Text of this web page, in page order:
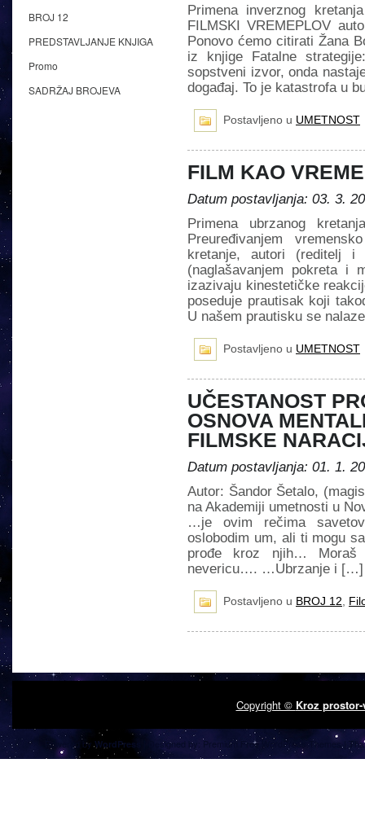
BROJ 12
PREDSTAVLJANJE KNJIGA
Promo
SADRŽAJ BROJEVA
Primena inverznog
FILMSKI VREMEPLOV
Ponovo ćemo citirati Žana
iz knjige Fatalne
sopstveni izvor, onda
događaj. To je katastrofa u
Postavljeno u UMETNOST
FILM KAO
Datum postavljanja: 03. 3.
Primena ubrzanog
Preuređivanjem
kretanje, autori (reditelj i
(naglašavanjem pokreta i
izazivaju kinestetičke
poseduje prautisak koji
U našem prautisku se
Postavljeno u UMETNOST
UČESTANOST
OSNOVA
FILMSKE
Datum postavljanja: 01. 1.
Autor: Šandor Šetalo,
na Akademiji umetnosti u
…je ovim rečima
oslobodim um, ali ti mogu
prođe kroz njih…
nevericu…. …Ubrzanje i […]
Postavljeno u BROJ 12
Copyright © Kroz prostor-
Powered byWordPress | Designed by: Premium Free WordPress Themes |